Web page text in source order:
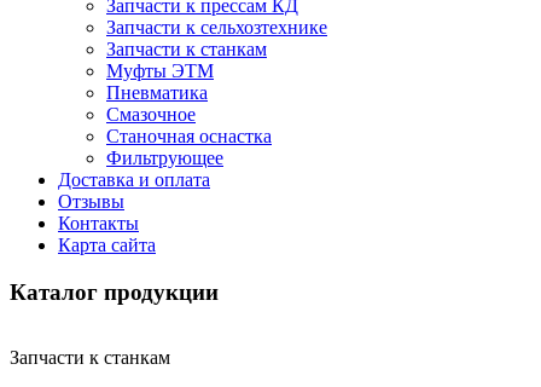
Запчасти к прессам КД
Запчасти к сельхозтехнике
Запчасти к станкам
Муфты ЭТМ
Пневматика
Смазочное
Станочная оснастка
Фильтрующее
Доставка и оплата
Отзывы
Контакты
Карта сайта
Каталог продукции
Запчасти к станкам